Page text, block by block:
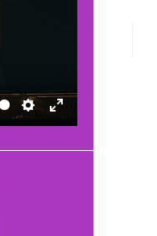
Settings
Enter
fullscreen